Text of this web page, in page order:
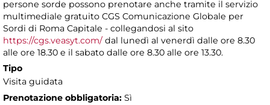
persone sorde possono prenotare anche tramite il servizio
multimediale gratuito CGS Comunicazione Globale per
Sordi di Roma Capitale - collegandosi al sito
https://cgs.veasyt.com/dal lunedì al venerdì dalle ore 8.30
alle ore 18.30 e il sabato dalle ore 8.30 alle ore 13.30.
Tipo
Visita guidata
Prenotazione obbligatoria: Sì